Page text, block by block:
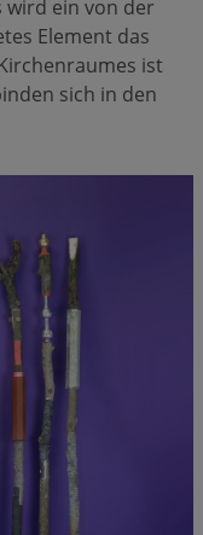
wird ein von der
Element das
ist
sich in den